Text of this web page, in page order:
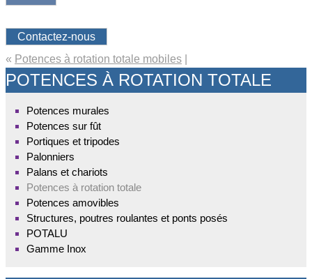
Contactez-nous
« Potences à rotation totale mobiles
POTENCES À ROTATION TOTALE
Potences murales
Potences sur fût
Portiques et tripodes
Palonniers
Palans et chariots
Potences à rotation totale
Potences amovibles
Structures, poutres roulantes et ponts posés
POTALU
Gamme Inox